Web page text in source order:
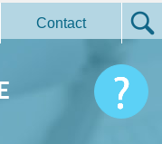
Contact